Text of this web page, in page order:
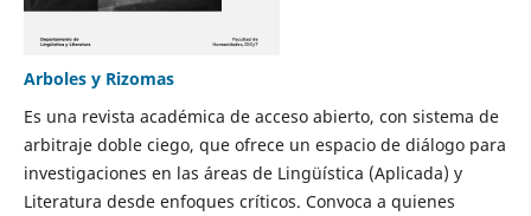
Arboles y Rizomas
Es una revista académica de acceso abierto, con sistema de
arbitraje doble ciego, que ofrece un espacio de diálogo para
investigaciones en las áreas de Lingüística (Aplicada) y
Literatura desde enfoques críticos. Convoca a quienes